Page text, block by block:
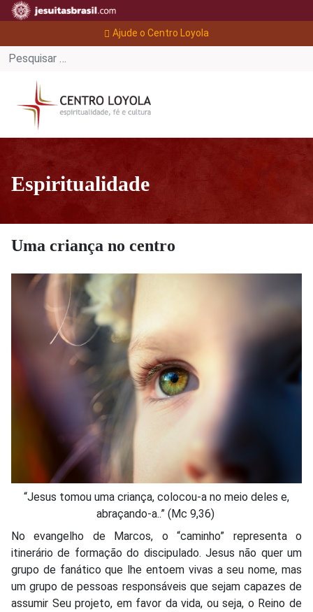
Ajude o Centro Loyola
Espiritualidade
Uma criança no centro
“Jesus tomou uma criança, colocou-a no meio deles e,
abraçando-a..” (Mc 9,36)
No evangelho de Marcos, o “caminho” representa o
itinerário de formação do discipulado. Jesus não quer um
grupo de fanático que lhe entoem vivas a seu nome, mas
um grupo de pessoas responsáveis que sejam capazes de
assumir Seu projeto, em favor da vida, ou seja, o Reino de